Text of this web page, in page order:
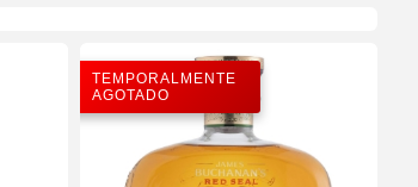
TEMPORALMENTE
AGOTADO